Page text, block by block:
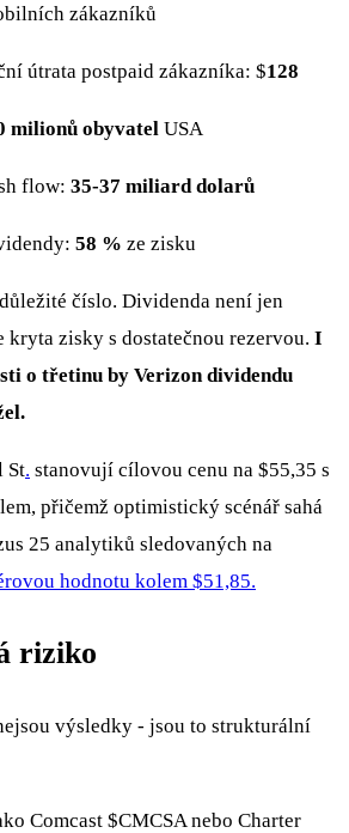
zákazníků
útrata postpaid zákazníka: $128
milionů obyvatel USA
flow: 35-37 miliard dolarů
58 % ze zisku
číslo. Dividenda není jen
zisky s dostatečnou rezervou. I
o třetinu by Verizon dividendu
St. stanovují cílovou cenu na $55,35 s
přičemž optimistický scénář sahá
25 analytiků sledovaných na
hodnotu kolem $51,85.
riziko
výsledky - jsou to strukturální
Comcast $CMCSA nebo Charter